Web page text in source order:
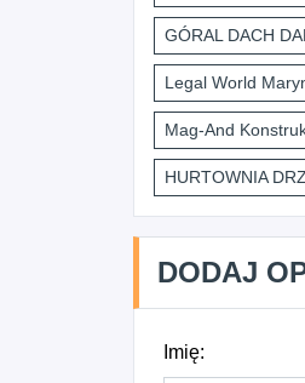
GÓRAL DACH
Legal World
Mag-And
HURTOWNIA
DODAJ
Imię: